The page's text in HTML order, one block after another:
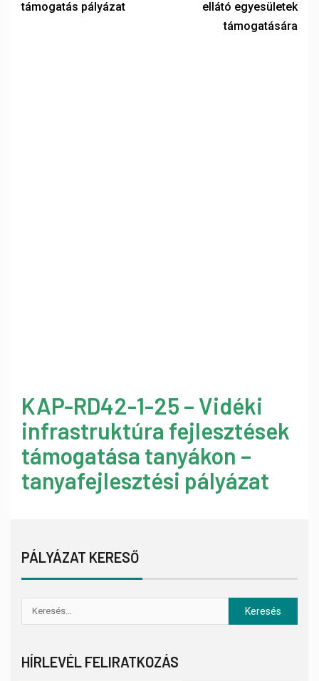
támogatás pályázat
ellátó egyesületek
támogatására
KAP-RD42-1-25 – Vidéki
infrastruktúra fejlesztések
támogatása tanyákon –
tanyafejlesztési pályázat
PÁLYÁZAT KERESŐ
HÍRLEVÉL FELIRATKOZÁS